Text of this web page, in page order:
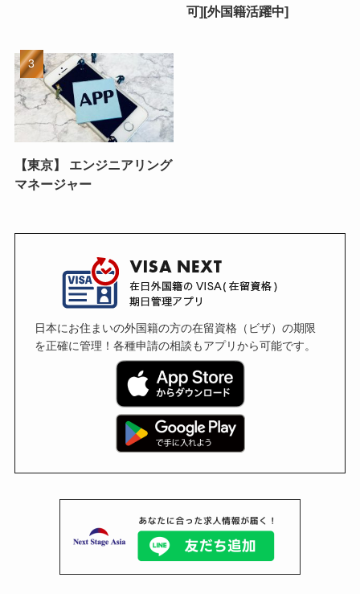
可][外国籍活躍中]
【東京】 エンジニアリング
マネージャー
日本にお住まいの外国籍の方の在留資格（ビザ）の期限
を正確に管理！各種申請の相談もアプリから可能です。